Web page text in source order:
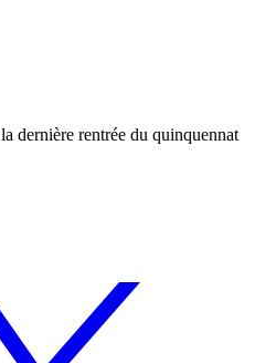
dernière rentrée du quinquennat